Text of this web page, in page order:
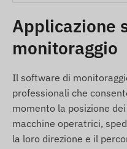
Segnalazione del
garantire il
Rilevamento dello
posizione statica.
Recinto digitale
all'arrivo in una zona
Contenuto della
Applicazione
monitoraggio
Il software di
professionali che
momento la posizione
macchine operatrici,
la loro direzione e il